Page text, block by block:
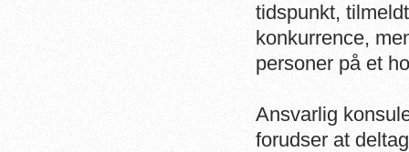
tidspunkt,
konkurrence,
personer på et
Ansvarlig
forudser at